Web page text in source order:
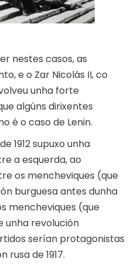
nestes casos, as
e o Zar Nicolás II, co
unha forte
algúns dirixentes
é o caso de Lenin.
1912 supuxo unha
a esquerda, ao
os mencheviques (que
burguesa antes dunha
mencheviques (que
revolución
serían protagonistas
rusa de 1917.